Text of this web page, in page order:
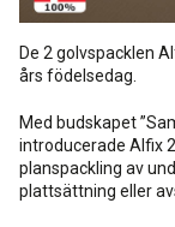
Putsbruk
Downloads
Historik
Downloads
NO
De 2 golvspacklen
års födelsedag.
Med budskapet
introducerade Alfix
planspackling av
plattsättning eller